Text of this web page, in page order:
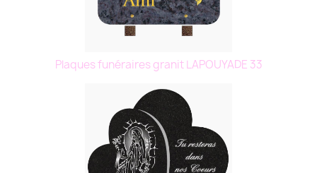
Plaques funéraires granit LAPOUYADE 33